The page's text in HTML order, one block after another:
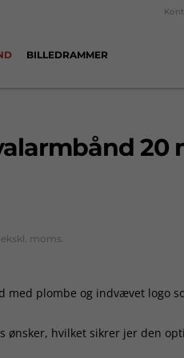
BILLEDRAMMER
20
moms.
med plombe og indvævet logo
ønsker, hvilket sikrer jer den